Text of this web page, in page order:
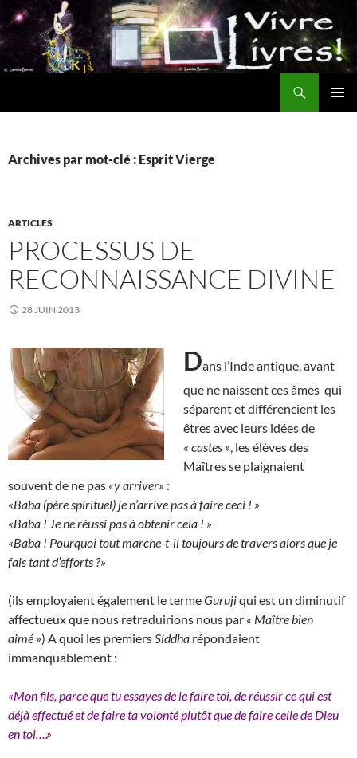
Aller
au
contenu
Archives par mot-clé : Esprit Vierge
ARTICLES
PROCESSUS DE
RECONNAISSANCE DIVINE
28 JUIN 2013
Dans l’Inde antique, avant
que ne naissent ces âmes qui
séparent et différencient les
êtres avec leurs idées de
« castes » , les élèves des
Maîtres se plaignaient
souvent de ne pas «y arriver» :
«Baba (père spirituel) je n’arrive pas à faire ceci ! »
«Baba ! Je ne réussi pas à obtenir cela ! »
«Baba ! Pourquoi tout marche-t-il toujours de travers alors que je
fais tant d’efforts ?»
(ils employaient également le termeGurujiqui est un diminutif
affectueux que nous retraduirions nous par « Maître bien
aimé ») A quoi les premiers Siddha répondaient
immanquablement :
«Mon fils, parce que tu essayes de le faire toi, de réussir ce qui est
déjà effectué et de faire ta volonté plutôt que de faire celle de Dieu
en toi….»